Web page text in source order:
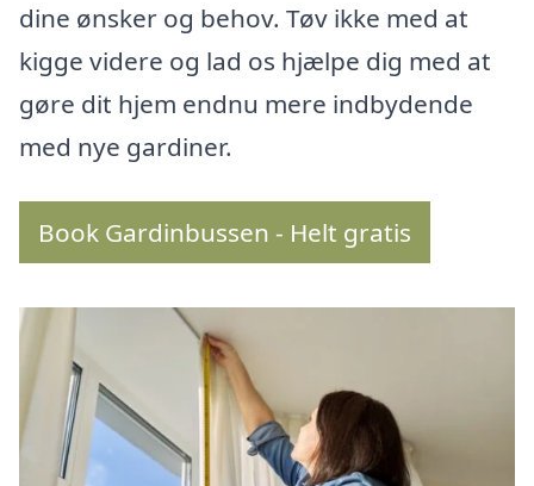
dine ønsker og behov. Tøv ikke med at
kigge videre og lad os hjælpe dig med at
gøre dit hjem endnu mere indbydende
med nye gardiner.
Book Gardinbussen - Helt gratis